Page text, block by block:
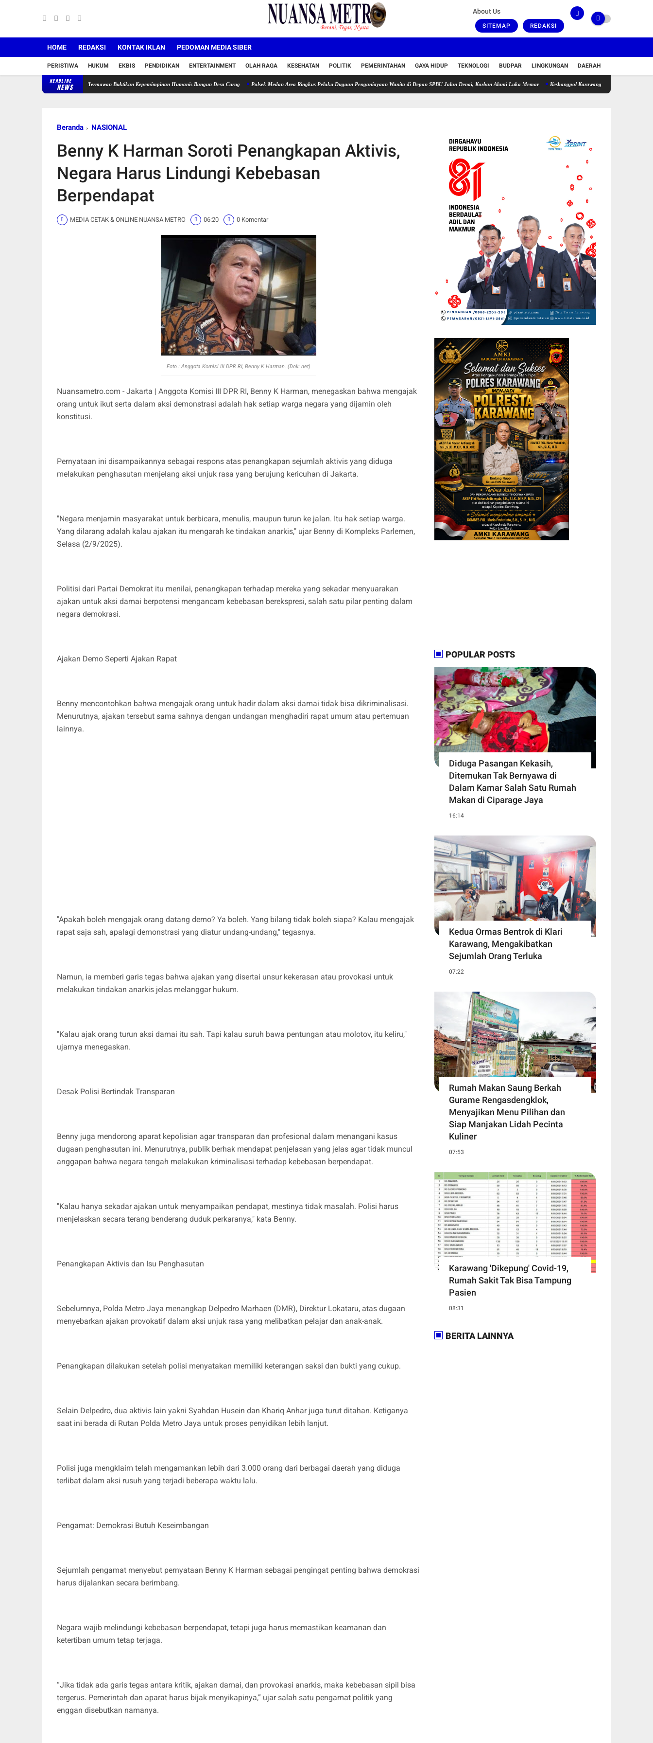
About Us
SITEMAP REDAKSI
HOME REDAKSI KONTAK IKLAN PEDOMAN MEDIA SIBER
PERISTIWA HUKUM EKBIS PENDIDIKAN ENTERTAINMENT OLAH RAGA KESEHATAN POLITIK PEMERINTAHAN GAYA HIDUP TEKNOLOGI BUDPAR LINGKUNGAN DAERAH
HEADLINE
NEWS
Diremehkan, Cece Hermawan Buktikan Kepemimpinan Humanis Bangun Desa Curug Polsek Medan Area Ringkus Pelaku Dugaan Penganiayaan Wanita di Depan SPBU Jalan Denai, Korban Alami Luka Memar Kesbangpol Karawang Verifikasi Yayasan Rehabilitasi
Beranda NASIONAL
Benny K Harman Soroti Penangkapan Aktivis,
Negara Harus Lindungi Kebebasan
Berpendapat
MEDIA CETAK & ONLINE NUANSA METRO 06:20 0 Komentar
Foto : Anggota Komisi III DPR RI, Benny K Harman. (Dok: net)
Nuansametro.com - Jakarta | Anggota Komisi III DPR RI, Benny K Harman, menegaskan bahwa mengajak
orang untuk ikut serta dalam aksi demonstrasi adalah hak setiap warga negara yang dijamin oleh
konstitusi.
Pernyataan ini disampaikannya sebagai respons atas penangkapan sejumlah aktivis yang diduga
melakukan penghasutan menjelang aksi unjuk rasa yang berujung kericuhan di Jakarta.
"Negara menjamin masyarakat untuk berbicara, menulis, maupun turun ke jalan. Itu hak setiap warga.
Yang dilarang adalah kalau ajakan itu mengarah ke tindakan anarkis," ujar Benny di Kompleks Parlemen,
Selasa (2/9/2025).
Politisi dari Partai Demokrat itu menilai, penangkapan terhadap mereka yang sekadar menyuarakan
ajakan untuk aksi damai berpotensi mengancam kebebasan berekspresi, salah satu pilar penting dalam
negara demokrasi.
Ajakan Demo Seperti Ajakan Rapat
Benny mencontohkan bahwa mengajak orang untuk hadir dalam aksi damai tidak bisa dikriminalisasi.
Menurutnya, ajakan tersebut sama sahnya dengan undangan menghadiri rapat umum atau pertemuan
lainnya.
"Apakah boleh mengajak orang datang demo? Ya boleh. Yang bilang tidak boleh siapa? Kalau mengajak
rapat saja sah, apalagi demonstrasi yang diatur undang-undang," tegasnya.
Namun, ia memberi garis tegas bahwa ajakan yang disertai unsur kekerasan atau provokasi untuk
melakukan tindakan anarkis jelas melanggar hukum.
"Kalau ajak orang turun aksi damai itu sah. Tapi kalau suruh bawa pentungan atau molotov, itu keliru,"
ujarnya menegaskan.
Desak Polisi Bertindak Transparan
Benny juga mendorong aparat kepolisian agar transparan dan profesional dalam menangani kasus
dugaan penghasutan ini. Menurutnya, publik berhak mendapat penjelasan yang jelas agar tidak muncul
anggapan bahwa negara tengah melakukan kriminalisasi terhadap kebebasan berpendapat.
"Kalau hanya sekadar ajakan untuk menyampaikan pendapat, mestinya tidak masalah. Polisi harus
menjelaskan secara terang benderang duduk perkaranya," kata Benny.
Penangkapan Aktivis dan Isu Penghasutan
Sebelumnya, Polda Metro Jaya menangkap Delpedro Marhaen (DMR), Direktur Lokataru, atas dugaan
menyebarkan ajakan provokatif dalam aksi unjuk rasa yang melibatkan pelajar dan anak-anak.
Penangkapan dilakukan setelah polisi menyatakan memiliki keterangan saksi dan bukti yang cukup.
Selain Delpedro, dua aktivis lain yakni Syahdan Husein dan Khariq Anhar juga turut ditahan. Ketiganya
saat ini berada di Rutan Polda Metro Jaya untuk proses penyidikan lebih lanjut.
Polisi juga mengklaim telah mengamankan lebih dari 3.000 orang dari berbagai daerah yang diduga
terlibat dalam aksi rusuh yang terjadi beberapa waktu lalu.
Pengamat: Demokrasi Butuh Keseimbangan
Sejumlah pengamat menyebut pernyataan Benny K Harman sebagai pengingat penting bahwa demokrasi
harus dijalankan secara berimbang.
Negara wajib melindungi kebebasan berpendapat, tetapi juga harus memastikan keamanan dan
ketertiban umum tetap terjaga.
“Jika tidak ada garis tegas antara kritik, ajakan damai, dan provokasi anarkis, maka kebebasan sipil bisa
tergerus. Pemerintah dan aparat harus bijak menyikapinya,” ujar salah satu pengamat politik yang
enggan disebutkan namanya.
POPULAR POSTS
Diduga Pasangan Kekasih,
Ditemukan Tak Bernyawa di
Dalam Kamar Salah Satu Rumah
Makan di Ciparage Jaya
16:14
Kedua Ormas Bentrok di Klari
Karawang, Mengakibatkan
Sejumlah Orang Terluka
07:22
Rumah Makan Saung Berkah
Gurame Rengasdengklok,
Menyajikan Menu Pilihan dan
Siap Manjakan Lidah Pecinta
Kuliner
07:53
Karawang 'Dikepung' Covid-19,
Rumah Sakit Tak Bisa Tampung
Pasien
08:31
BERITA LAINNYA